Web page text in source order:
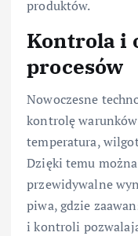
produktów.
Kontrola i
procesów
Nowoczesne
kontrolę
temperatura,
Dzięki temu
przewidywalne
piwa, gdzie
i kontroli